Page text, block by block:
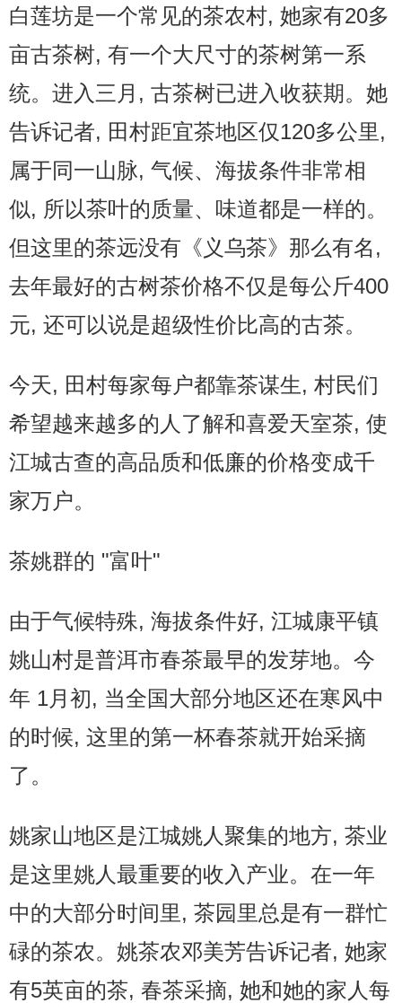
白莲坊是一个常见的茶农村, 她家有20多
亩古茶树, 有一个大尺寸的茶树第一系
统。进入三月, 古茶树已进入收获期。她
告诉记者, 田村距宜茶地区仅120多公里,
属于同一山脉, 气候、海拔条件非常相
似, 所以茶叶的质量、味道都是一样的。
但这里的茶远没有《义乌茶》那么有名,
去年最好的古树茶价格不仅是每公斤400
元, 还可以说是超级性价比高的古茶。
今天, 田村每家每户都靠茶谋生, 村民们
希望越来越多的人了解和喜爱天室茶, 使
江城古查的高品质和低廉的价格变成千
家万户。
茶姚群的 "富叶"
由于气候特殊, 海拔条件好, 江城康平镇
姚山村是普洱市春茶最早的发芽地。今
年 1月初, 当全国大部分地区还在寒风中
的时候, 这里的第一杯春茶就开始采摘
了。
姚家山地区是江城姚人聚集的地方, 茶业
是这里姚人最重要的收入产业。在一年
中的大部分时间里, 茶园里总是有一群忙
碌的茶农。姚茶农邓美芳告诉记者, 她家
有5英亩的茶, 春茶采摘, 她和她的家人每